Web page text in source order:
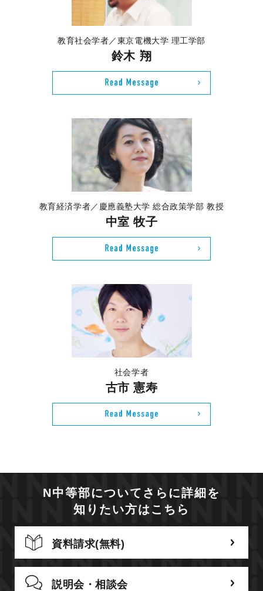
教育社会学者／東京電機大学 理工学部
鈴木 翔
教育経済学者／慶應義塾大学 総合政策学部 教授
中室 牧子
社会学者
古市 憲寿
N中等部についてさらに詳細を
知りたい方はこちら
資料請求(無料)
説明会・相談会